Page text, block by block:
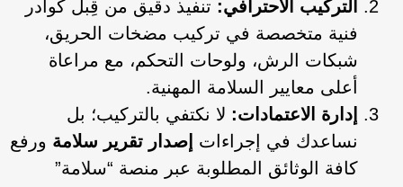
التركيب الاحترافي: تنفيذ دقيق من قِبل كوادر
فنية متخصصة في تركيب مضخات الحريق،
شبكات الرش، ولوحات التحكم، مع مراعاة
أعلى معايير السلامة المهنية.
إدارة الاعتمادات: لا نكتفي بالتركيب؛ بل
نساعدك في إجراءات إصدار تقرير سلامة ورفع
كافة الوثائق المطلوبة عبر منصة “سلامة”